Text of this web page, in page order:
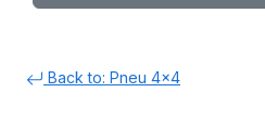
Back to: Pneu 4x4